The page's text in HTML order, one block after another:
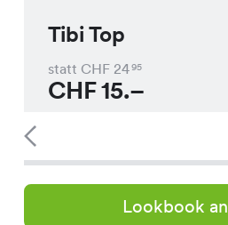
Tibi Top
statt CHF 2495
CHF15.–
Lookbook